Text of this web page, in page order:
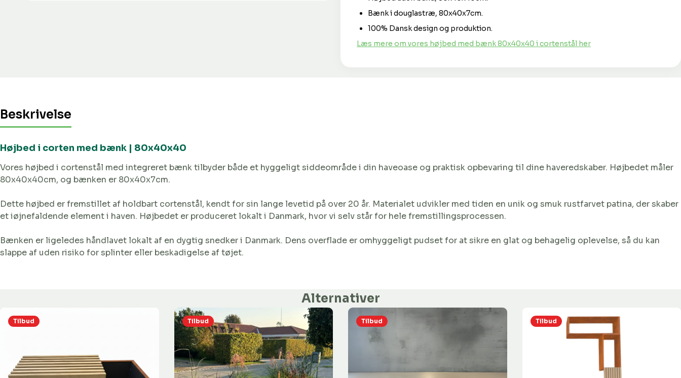
Bænk i douglastræ, 80x40x7cm.
100% Dansk design og produktion.
Læs mere om vores højbed med bænk 80x40x40 i cortenstål her
Beskrivelse
Højbed i corten med bænk | 80x40x40
Vores højbed i cortenstål med integreret bænk tilbyder både et hyggeligt siddeområde i din haveoase og praktisk opbevaring til dine haveredskaber. Højbedet måler
80x40x40cm, og bænken er 80x40x7cm.
Dette højbed er fremstillet af holdbart cortenstål, kendt for sin lange levetid på over 20 år. Materialet udvikler med tiden en unik og smuk rustfarvet patina, der skaber
et iøjnefaldende element i haven. Højbedet er produceret lokalt i Danmark, hvor vi selv står for hele fremstillingsprocessen.
Bænken er ligeledes håndlavet lokalt af en dygtig snedker i Danmark. Dens overflade er omhyggeligt pudset for at sikre en glat og behagelig oplevelse, så du kan
slappe af uden risiko for splinter eller beskadigelse af tøjet.
Alternativer
Tilbud Tilbud Tilbud Tilbud